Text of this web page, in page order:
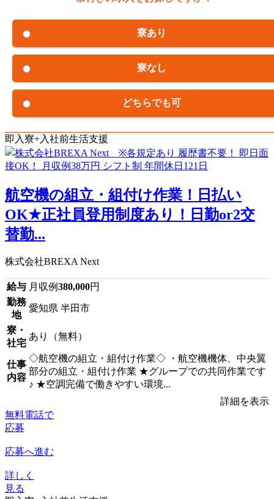
寮あり
寮なし
どちらでも可
即入寮+入社前生活支援
航空機の組立・組付け作業！日払い
OK★正社員登用制度あり！日勤or2交
替勤...
株式会社BREXA Next
給与 月収例380,000円
勤務
地
愛知県 半田市
寮・
社宅
あり（無料）
仕事
内容
◇航空機の組立・組付け作業◇ ・航空機機体、中央翼
部分の組立・組付け作業 ★グループでの共同作業です
♪ ★空調完備で働きやすい環境...
詳細を表示
無料電話で
応募
応募へ進む
詳しく
見る